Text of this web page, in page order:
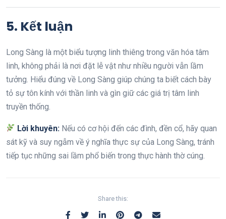
5. Kết luận
Long Sàng là một biểu tượng linh thiêng trong văn hóa tâm
linh, không phải là nơi đặt lễ vật như nhiều người vẫn lầm
tưởng. Hiểu đúng về Long Sàng giúp chúng ta biết cách bày
tỏ sự tôn kính với thần linh và gìn giữ các giá trị tâm linh
truyền thống.
Lời khuyên: Nếu có cơ hội đến các đình, đền cổ, hãy quan
sát kỹ và suy ngẫm về ý nghĩa thực sự của Long Sàng, tránh
tiếp tục những sai lầm phổ biến trong thực hành thờ cúng.
Share this: